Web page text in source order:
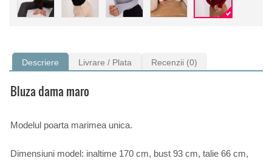
Descriere Livrare / Plata Recenzii (0)
Bluza dama maro
Modelul poarta marimea unica.
Dimensiuni model: inaltime 170 cm, bust 93 cm, talie 66 cm,